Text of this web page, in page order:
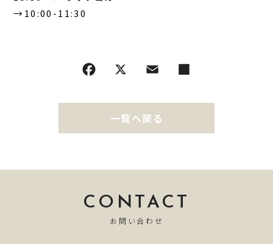
→10:00-11:30
一覧へ戻る
CONTACT
お問い合わせ